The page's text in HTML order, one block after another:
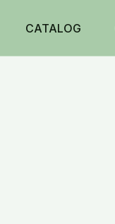
CATALOG